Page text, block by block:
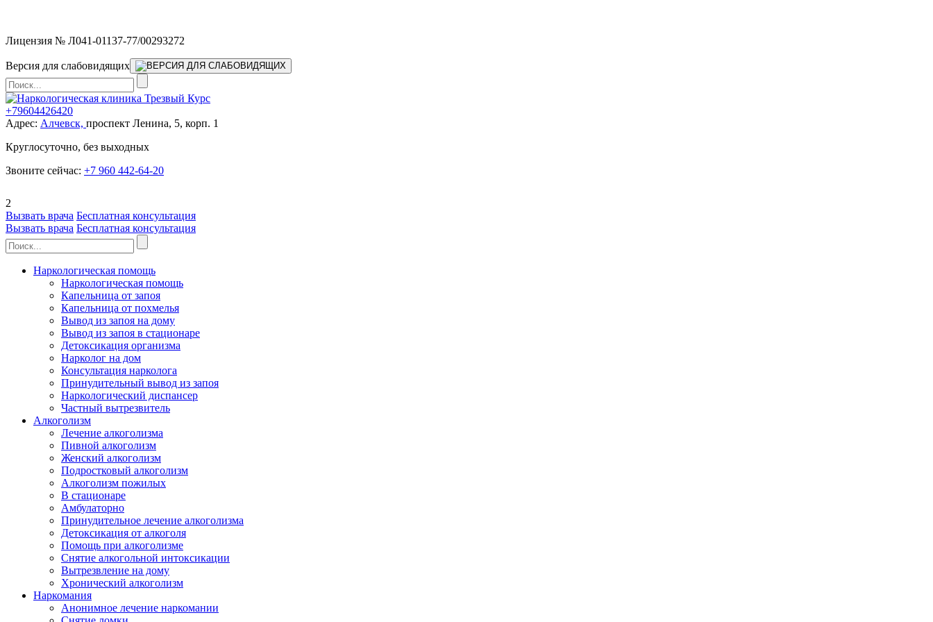
Лицензия № Л041-01137-77/00293272
Версия для слабовидящих
+79604426420
Адрес: Алчевск, проспект Ленина, 5, корп. 1
Круглосуточно, без выходных
Звоните сейчас: +7 960 442-64-20
2
Вызвать врача Бесплатная консультация
Вызвать врача Бесплатная консультация
Наркологическая помощь
Наркологическая помощь
Капельница от запоя
Капельница от похмелья
Вывод из запоя на дому
Вывод из запоя в стационаре
Детоксикация организма
Нарколог на дом
Консультация нарколога
Принудительный вывод из запоя
Наркологический диспансер
Частный вытрезвитель
Алкоголизм
Лечение алкоголизма
Пивной алкоголизм
Женский алкоголизм
Подростковый алкоголизм
Алкоголизм пожилых
В стационаре
Амбулаторно
Принудительное лечение алкоголизма
Детоксикация от алкоголя
Помощь при алкоголизме
Снятие алкогольной интоксикации
Вытрезвление на дому
Хронический алкоголизм
Наркомания
Анонимное лечение наркомании